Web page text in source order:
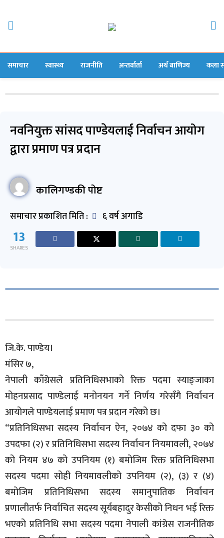
समाचार स्वास्थ्य राजनीति अन्तर्वार्ता अर्थ बाणिज्य कला
नवनियुक्त सांसद पाण्डेयलाई निर्वाचन आयोग
द्वारा प्रमाण पत्र प्रदान
कालिगण्डकी पोष्ट
समाचार प्रकाशित मिति : ६ वर्ष अगाडि
13
SHARES
जि.के. पाण्डेय।
मंसिर ७,
नेपाली काँग्रेसले प्रतिनिधिसभाको रिक्त पदमा स्याङ्जाका
मोहनप्रसाद पाण्डेलाई मनोनयन गर्ने निर्णय गरेसँगै निर्वाचन
आयोगले पाण्डेयलाई प्रमाण पत्र प्रदान गरेको छ।
“प्रतिनिधिसभा सदस्य निर्वाचन ऐन, २०७४ को दफा ३० को
उपदफा (२) र प्रतिनिधिसभा सदस्य निर्वाचन नियमावली, २०७४
को नियम ४७ को उपनियम (१) बमोजिम रिक्त प्रतिनिधिसभा
सदस्य पदमा सोही नियमावलीको उपनियम (२), (३) र (४)
बमोजिम प्रतिनिधिसभा सदस्य समानुपातिक निर्वाचन
प्रणालीतर्फ निर्वाचित सदस्य सूर्यबहादुर केसीको निधन भई रिक्त
भएको प्रतिनिधि सभा सदस्य पदमा नेपाली कांग्रेस राजनीतिक